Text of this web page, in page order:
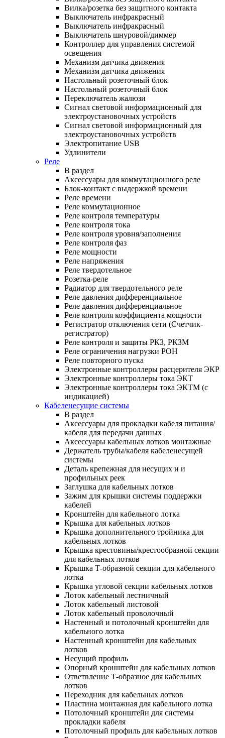
Вилка/розетка без защитного контакта
Выключатель инфракрасный
Выключатель инфракрасный
Выключатель шнуровой/диммер
Контроллер для управления системой
освещения
Механизм датчика движения
Механизм датчика движения
Настольный розеточный блок
Настольный розеточный блок
Переключатель жалюзи
Сигнал световой информационный для
электроустановочных устройств
Сигнал световой информационный для
электроустановочных устройств
Электропитание USB
Удлинители
Реле
В раздел
Аксессуары для коммутационного реле
Блок-контакт с выдержкой времени
Реле времени
Реле коммутационное
Реле контроля температуры
Реле контроля тока
Реле контроля уровня/заполнения
Реле контроля фаз
Реле мощности
Реле напряжения
Реле твердотельное
Розетка-реле
Радиатор для твердотельного реле
Реле давления дифференциальное
Реле давления дифференциальное
Реле контроля коэффициента мощности
Регистратор отключения сети (Счетчик-
регистратор)
Реле контроля и защиты РКЗ, РКЗМ
Реле ограничения нагрузки РОН
Реле повторного пуска
Электронные контроллеры расцерителя ЭКР
Электронные контроллеры тока ЭКТ
Электронные контроллеры тока ЭКТМ (с
индикацией)
Кабеленесущие системы
В раздел
Аксессуары для прокладки кабеля питания/
кабеля для передачи данных
Аксессуары кабельных лотков монтажные
Держатель трубы/кабеля кабеленесущей
системы
Деталь крепежная для несущих и и
профильных реек
Заглушка для кабельных лотков
Зажим для крышки системы поддержки
кабелей
Кронштейн для кабельного лотка
Крышка для кабельных лотков
Крышка дополнительного тройника для
кабельных лотков
Крышка крестовины/крестообразной секции
для кабельных лотков
Крышка Т-образной секции для кабельного
лотка
Крышка угловой секции кабельных лотков
Лоток кабельный лестничный
Лоток кабельный листовой
Лоток кабельный проволочный
Настенный и потолочный кронштейн для
кабельного лотка
Настенный кронштейн для кабельных
лотков
Несущий профиль
Опорный кронштейн для кабельных лотков
Ответвление Т-образное для кабельных
лотков
Переходник для кабельных лотков
Пластина монтажная для кабельного лотка
Потолочный кронштейн для системы
прокладки кабеля
Потолочный профиль для кабельных лотков